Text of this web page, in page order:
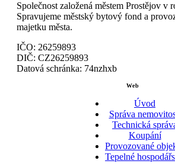
Společnost založená městem Prostějov v
Spravujeme městský bytový fond a
majetku města.
IČO: 26259893
DIČ: CZ26259893
Datová schránka: 74nzhxb
Web
Úvod
Správa
Technická
Koupání
Provozované
Tepelné